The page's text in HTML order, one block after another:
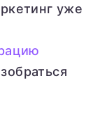
уже